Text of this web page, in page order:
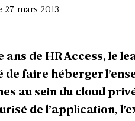
27 mars 2013
de HR Access, le
de faire héberger
au sein du cloud
de l’application,